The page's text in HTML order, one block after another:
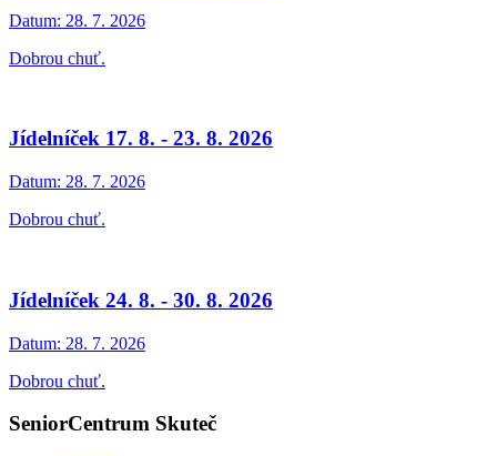
Datum: 28. 7. 2026
Dobrou chuť.
Jídelníček 17. 8. - 23. 8. 2026
Datum: 28. 7. 2026
Dobrou chuť.
Jídelníček 24. 8. - 30. 8. 2026
Datum: 28. 7. 2026
Dobrou chuť.
SeniorCentrum Skuteč